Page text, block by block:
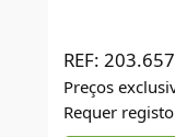
REF:
Preços
Requer